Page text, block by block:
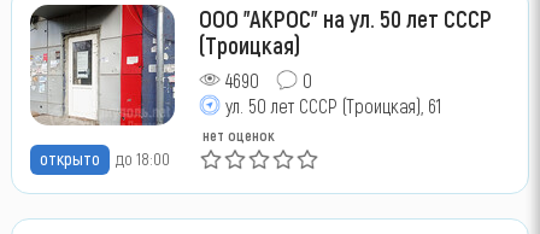
открыто до 18:00
ООО "АКРОС" на ул. 50 лет СССР
(Троицкая)
4690
0
ул. 50 лет СССР (Троицкая), 61
нет оценок